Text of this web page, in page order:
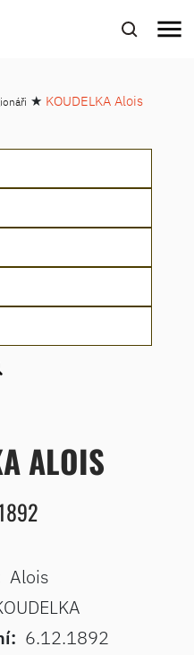
menu
★ KOUDELKA Alois
ALOIS
Alois
6.12.1892